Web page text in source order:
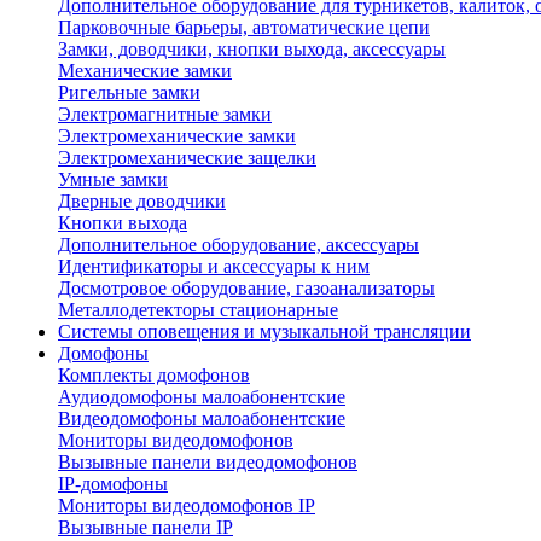
Дополнительное оборудование для турникетов, калиток,
Парковочные барьеры, автоматические цепи
Замки, доводчики, кнопки выхода, аксессуары
Механические замки
Ригельные замки
Электромагнитные замки
Электромеханические замки
Электромеханические защелки
Умные замки
Дверные доводчики
Кнопки выхода
Дополнительное оборудование, аксессуары
Идентификаторы и аксессуары к ним
Досмотровое оборудование, газоанализаторы
Металлодетекторы стационарные
Системы оповещения и музыкальной трансляции
Домофоны
Комплекты домофонов
Аудиодомофоны малоабонентские
Видеодомофоны малоабонентские
Мониторы видеодомофонов
Вызывные панели видеодомофонов
IP-домофоны
Мониторы видеодомофонов IP
Вызывные панели IP